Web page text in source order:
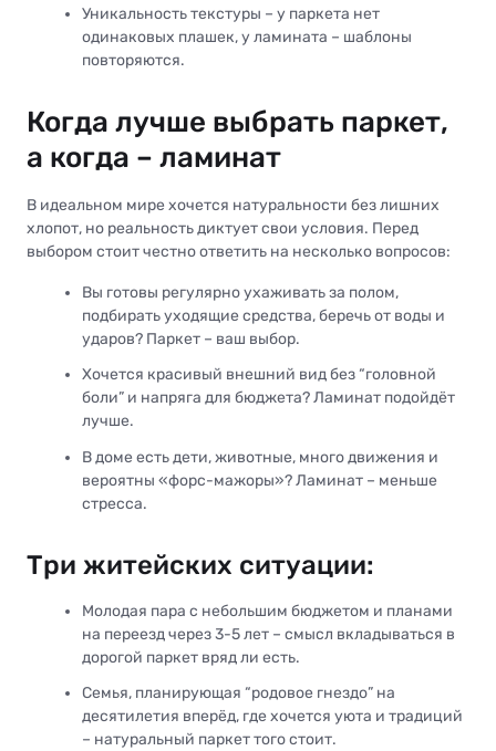
Уникальность текстуры – у паркета нет
одинаковых плашек, у ламината – шаблоны
повторяются.
Когда лучше выбрать паркет,
а когда – ламинат
В идеальном мире хочется натуральности без лишних
хлопот, но реальность диктует свои условия. Перед
выбором стоит честно ответить на несколько вопросов:
Вы готовы регулярно ухаживать за полом,
подбирать уходящие средства, беречь от воды и
ударов? Паркет – ваш выбор.
Хочется красивый внешний вид без “головной
боли” и напряга для бюджета? Ламинат подойдёт
лучше.
В доме есть дети, животные, много движения и
вероятны «форс-мажоры»? Ламинат – меньше
стресса.
Три житейских ситуации:
Молодая пара с небольшим бюджетом и планами
на переезд через 3-5 лет – смысл вкладываться в
дорогой паркет вряд ли есть.
Семья, планирующая “родовое гнездо” на
десятилетия вперёд, где хочется уюта и традиций
– натуральный паркет того стоит.